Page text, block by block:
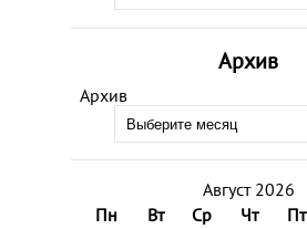
Архив
Архив
Август 2026
Пн
Вт Ср Чт Пт